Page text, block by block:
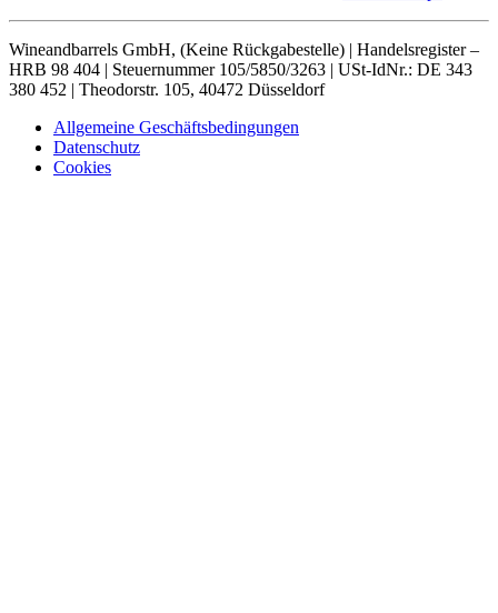
Wineandbarrels GmbH, (Keine Rückgabestelle) | Handelsregister –
HRB 98 404 | Steuernummer 105/5850/3263 | USt-IdNr.: DE 343
380 452 | Theodorstr. 105, 40472 Düsseldorf
Allgemeine Geschäftsbedingungen
Datenschutz
Cookies